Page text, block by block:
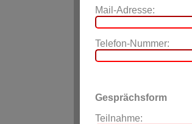
Mail-Adresse:
Telefon-Nummer:
Gesprächsform
Teilnahme: